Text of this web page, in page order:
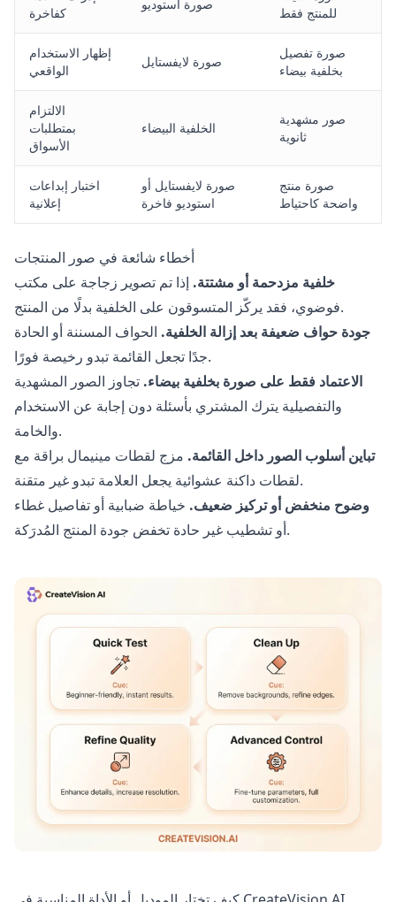
كفاخرة
صورة استوديو
للمنتج فقط
إظهار الاستخدام
الواقعي
صورة لايفستايل
صورة تفصيل
بخلفية بيضاء
الالتزام
بمتطلبات
الأسواق
الخلفية البيضاء
صور مشهدية
ثانوية
اختبار إبداعات
إعلانية
صورة لايفستايل أو
استوديو فاخرة
صورة منتج
واضحة كاحتياط
أخطاء شائعة في صور المنتجات
خلفية مزدحمة أو مشتتة. إذا تم تصوير زجاجة على مكتب
فوضوي، فقد يركّز المتسوقون على الخلفية بدلًا من المنتج.
جودة حواف ضعيفة بعد إزالة الخلفية. الحواف المسننة أو الحادة
جدًا تجعل القائمة تبدو رخيصة فورًا.
الاعتماد فقط على صورة بخلفية بيضاء. تجاوز الصور المشهدية
والتفصيلية يترك المشتري بأسئلة دون إجابة عن الاستخدام
والخامة.
تباين أسلوب الصور داخل القائمة. مزج لقطات مينيمال براقة مع
لقطات داكنة عشوائية يجعل العلامة تبدو غير متقنة.
وضوح منخفض أو تركيز ضعيف. خياطة ضبابية أو تفاصيل غطاء
أو تشطيب غير حادة تخفض جودة المنتج المُدرَكة.